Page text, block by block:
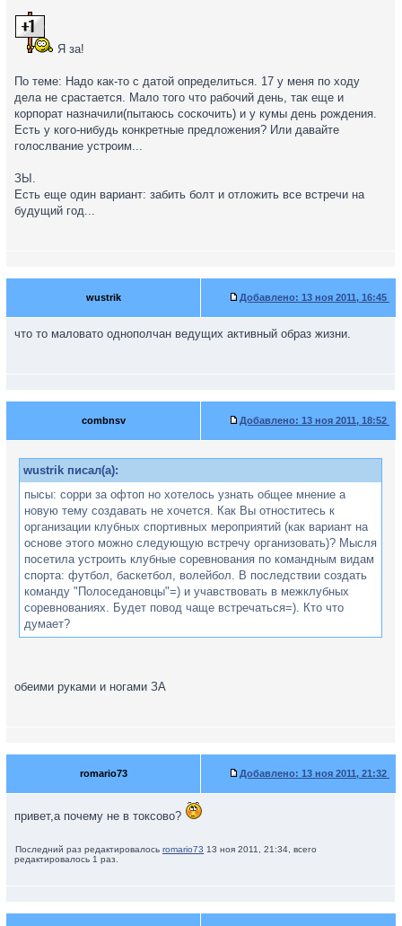
Я за!
По теме: Надо как-то с датой определиться. 17 у меня по ходу
дела не срастается. Мало того что рабочий день, так еще и
корпорат назначили(пытаюсь соскочить) и у кумы день рождения.
Есть у кого-нибудь конкретные предложения? Или давайте
голослвание устроим...
ЗЫ.
Есть еще один вариант: забить болт и отложить все встречи на
будущий год...
wustrik Добавлено: 13 ноя 2011, 16:45
что то маловато однополчан ведущих активный образ жизни.
combnsv Добавлено: 13 ноя 2011, 18:52
wustrik писал(а):
пысы: сорри за офтоп но хотелось узнать общее мнение а
новую тему создавать не хочется. Как Вы отноститесь к
организации клубных спортивных мероприятий (как вариант на
основе этого можно следующую встречу организовать)? Мысля
посетила устроить клубные соревнования по командным видам
спорта: футбол, баскетбол, волейбол. В последствии создать
команду "Полоседановцы"=) и учавствовать в межклубных
соревнованиях. Будет повод чаще встречаться=). Кто что
думает?
обеими руками и ногами ЗА
romаrio73 Добавлено: 13 ноя 2011, 21:32
привет,а почему не в токсово?
Последний раз редактировалось romаrio73 13 ноя 2011, 21:34, всего
редактировалось 1 раз.